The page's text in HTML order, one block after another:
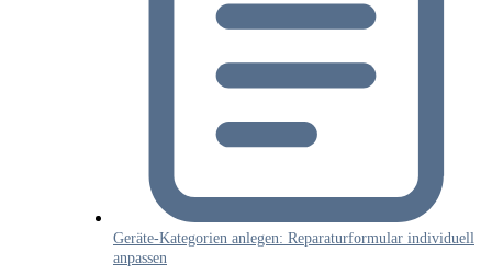
Geräte-Kategorien anlegen: Reparaturformular individuell
anpassen